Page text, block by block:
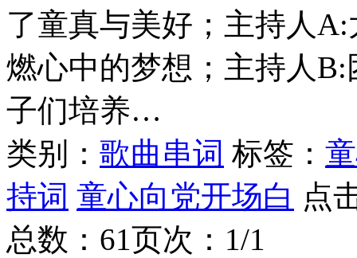
了童真与美好；主持人
燃心中的梦想；主持人
子们培养…
类别： 歌曲串词 标签：
持词 童心向党开场白 点
总数：61页次：1/1